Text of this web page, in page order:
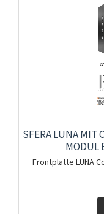
SFERA LUNA MIT
MODUL
Frontplatte LUNA